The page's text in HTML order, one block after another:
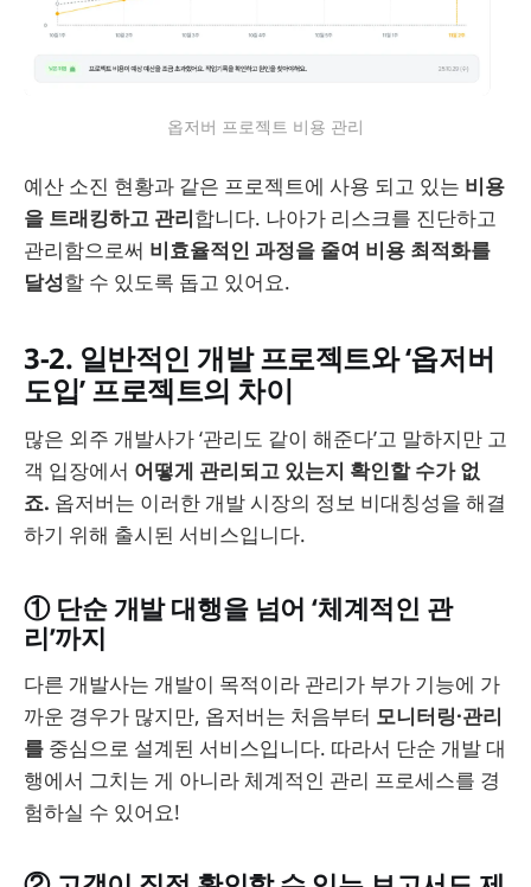
옵저버 프로젝트 비용 관리
예산 소진 현황과 같은 프로젝트에 사용 되고 있는 비용
을 트래킹하고 관리합니다. 나아가 리스크를 진단하고
관리함으로써 비효율적인 과정을 줄여 비용 최적화를
달성할 수 있도록 돕고 있어요.
3-2. 일반적인 개발 프로젝트와 ‘옵저버
도입’ 프로젝트의 차이
많은 외주 개발사가 ‘관리도 같이 해준다’고 말하지만 고
객 입장에서 어떻게 관리되고 있는지 확인할 수가 없
죠. 옵저버는 이러한 개발 시장의 정보 비대칭성을 해결
하기 위해 출시된 서비스입니다.
① 단순 개발 대행을 넘어 ‘체계적인 관
리’까지
다른 개발사는 개발이 목적이라 관리가 부가 기능에 가
까운 경우가 많지만, 옵저버는 처음부터 모니터링·관리
를 중심으로 설계된 서비스입니다. 따라서 단순 개발 대
행에서 그치는 게 아니라 체계적인 관리 프로세스를 경
험하실 수 있어요!